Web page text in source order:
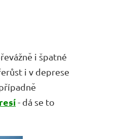
i špatné
i v deprese
případně
- dá se to